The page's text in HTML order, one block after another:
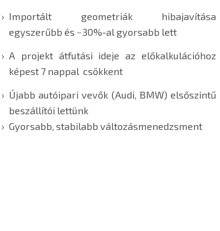
Importált geometriák hibajavítása
egyszerűbb és ~30%-al gyorsabb lett
A projekt átfutási ideje az előkalkulációhoz
képest 7 nappal csökkent
Újabb autóipari vevők (Audi, BMW) elsőszintű
beszállítói lettünk
Gyorsabb, stabilabb változásmenedzsment